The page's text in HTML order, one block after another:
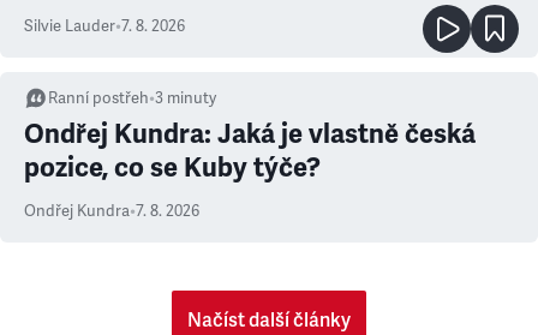
Silvie Lauder•7. 8. 2026
Ranní postřeh•3 minuty
Ondřej Kundra: Jaká je vlastně česká
pozice, co se Kuby týče?
Ondřej Kundra•7. 8. 2026
Načíst další články